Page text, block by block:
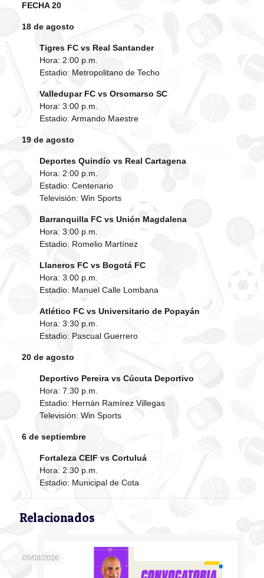
FECHA 20
18 de agosto
Tigres FC vs Real Santander
Hora: 2:00 p.m.
Estadio: Metropolitano de Techo
Valledupar FC vs Orsomarso SC
Hora: 3:00 p.m.
Estadio: Armando Maestre
19 de agosto
Deportes Quindío vs Real Cartagena
Hora: 2:00 p.m.
Estadio: Centenario
Televisión: Win Sports
Barranquilla FC vs Unión Magdalena
Hora: 3:00 p.m.
Estadio: Romelio Martínez
Llaneros FC vs Bogotá FC
Hora: 3:00 p.m.
Estadio: Manuel Calle Lombana
Atlético FC vs Universitario de Popayán
Hora: 3:30 p.m.
Estadio: Pascual Guerrero
20 de agosto
Deportivo Pereira vs Cúcuta Deportivo
Hora: 7:30 p.m.
Estadio: Hernán Ramírez Villegas
Televisión: Win Sports
6 de septiembre
Fortaleza CEIF vs Cortuluá
Hora: 2:30 p.m.
Estadio: Municipal de Cota
Relacionados
05/08/2026